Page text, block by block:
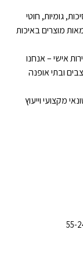
גומיות, חוטי
מוצרים באיכות
אישי – אנחנו
ובתי אופנה
מקצועי וייעוץ